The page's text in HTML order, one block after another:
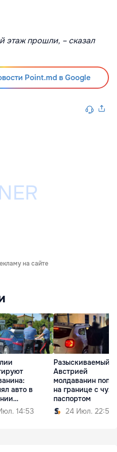
этаж прошли, – сказал
Point.md в Google
на сайте
авто в
14:53
Разыскиваемый
Австрией
молдаванин
на границе с
паспортом
24 Июл. 22:59